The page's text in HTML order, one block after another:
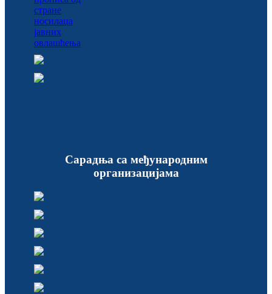
Сарадња са међународним
организацијама